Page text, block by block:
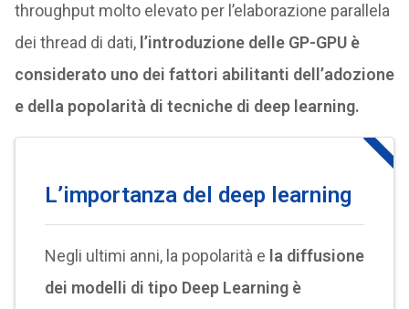
throughput molto elevato per l’elaborazione parallela
dei thread di dati, l’introduzione delle GP-GPU è
considerato uno dei fattori abilitanti dell’adozione
e della popolarità di tecniche di deep learning.
L’importanza del deep learning
Negli ultimi anni, la popolarità e la diffusione
dei modelli di tipo Deep Learning è